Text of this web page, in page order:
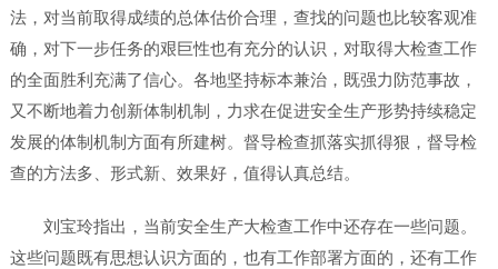
法，对当前取得成绩的总体估价合理，查找的问题也比较客观准
确，对下一步任务的艰巨性也有充分的认识，对取得大检查工作
的全面胜利充满了信心。各地坚持标本兼治，既强力防范事故，
又不断地着力创新体制机制，力求在促进安全生产形势持续稳定
发展的体制机制方面有所建树。督导检查抓落实抓得狠，督导检
查的方法多、形式新、效果好，值得认真总结。
刘宝玲指出，当前安全生产大检查工作中还存在一些问题。
这些问题既有思想认识方面的，也有工作部署方面的，还有工作